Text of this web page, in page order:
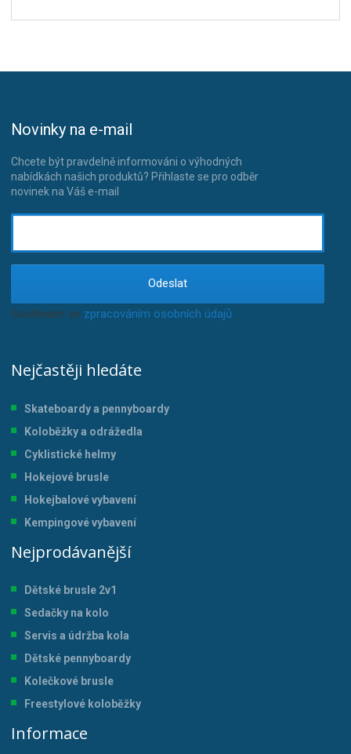
Novinky na e-mail
Chcete být pravdelně informováni o výhodných
nabídkách našich produktů? Přihlaste se pro odběr
novinek na Váš e-mail
Odeslat
Souhlasím se zpracováním osobních údajů.
Nejčastěji hledáte
Skateboardy a pennyboardy
Koloběžky a odrážedla
Cyklistické helmy
Hokejové brusle
Hokejbalové vybavení
Kempingové vybavení
Nejprodávanější
Dětské brusle 2v1
Sedačky na kolo
Servis a údržba kola
Dětské pennyboardy
Kolečkové brusle
Freestylové koloběžky
Informace